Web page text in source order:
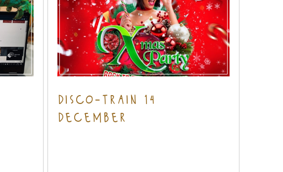
disco-train 14
december